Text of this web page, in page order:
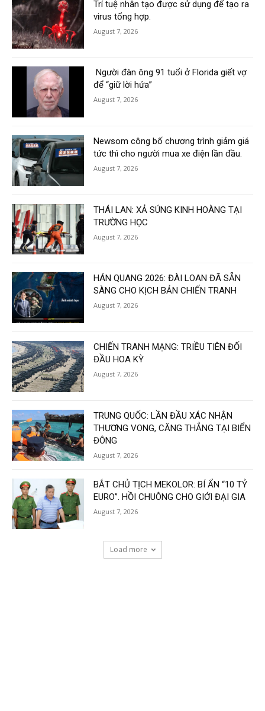
Trí tuệ nhân tạo được sử dụng để tạo ra
virus tổng hợp.
August 7, 2026
Người đàn ông 91 tuổi ở Florida giết vợ
để “giữ lời hứa”
August 7, 2026
Newsom công bố chương trình giảm giá
tức thì cho người mua xe điện lần đầu.
August 7, 2026
THÁI LAN: XẢ SÚNG KINH HOÀNG TẠI
TRƯỜNG HỌC
August 7, 2026
HÁN QUANG 2026: ĐÀI LOAN ĐÃ SẴN
SÀNG CHO KỊCH BẢN CHIẾN TRANH
August 7, 2026
CHIẾN TRANH MẠNG: TRIỀU TIÊN ĐỐI
ĐẦU HOA KỲ
August 7, 2026
TRUNG QUỐC: LẦN ĐẦU XÁC NHẬN
THƯƠNG VONG, CĂNG THẲNG TẠI BIỂN
ĐÔNG
August 7, 2026
BẮT CHỦ TỊCH MEKOLOR: BÍ ẨN “10 TỶ
EURO”. HỒI CHUÔNG CHO GIỚI ĐẠI GIA
August 7, 2026
Load more